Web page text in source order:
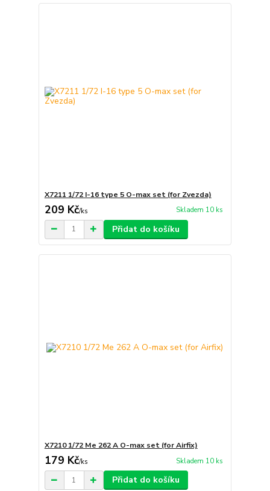
X7211 1/72 I-16 type 5 O-max set (for Zvezda)
209 Kč/ks Skladem 10 ks
Přidat do košíku
X7210 1/72 Me 262 A O-max set (for Airfix)
179 Kč/ks Skladem 10 ks
Přidat do košíku